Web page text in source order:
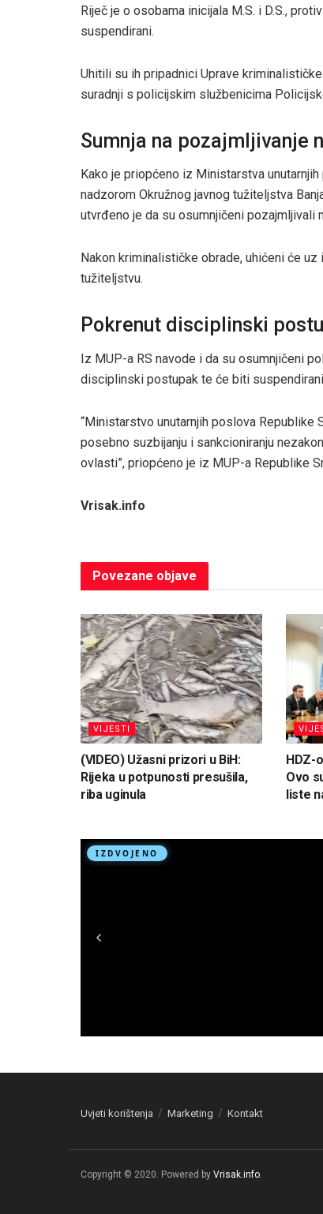
Riječ je o osobama inicijala M.S. i D.S.,
suspendirani.
Uhitili su ih pripadnici Uprave
suradnji s policijskim službenicima
Sumnja na pozajmljivanje
Kako je priopćeno iz Ministarstva
nadzorom Okružnog javnog tužiteljstva
utvrđeno je da su osumnjičeni pozajmljivali
Nakon kriminalističke obrade, uhićeni će
tužiteljstvu.
Pokrenut disciplinski
Iz MUP-a RS navode i da su osumnjičeni
disciplinski postupak te će biti
“Ministarstvo unutarnjih poslova
posebno suzbijanju i sankcioniranju
ovlasti”, priopćeno je iz MUP-a Republike
Vrisak.info
Povezane objave
VIJESTI
(VIDEO) Užasni prizori u BiH:
Rijeka u potpunosti presušila,
riba uginula
HDZ-
Ovo
liste
Uvjeti korištenja Marketing Kontakt
Copyright © 2020. Powered by Vrisak.info.